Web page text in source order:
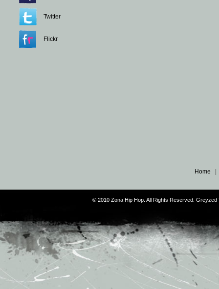
Twitter
Flickr
Home
© 2010 Zona Hip Hop. All Rights Reserved.